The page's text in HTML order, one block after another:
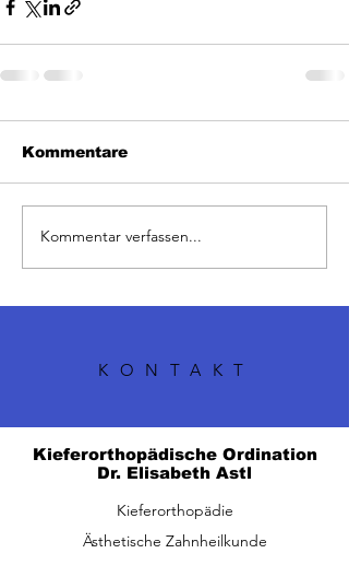
Kommentare
Kommentar verfassen...
KONTAKT
Kieferorthopädische Ordination
Dr. Elisabeth Astl
Kieferorthopädie
Ästhetische Zahnheilkunde